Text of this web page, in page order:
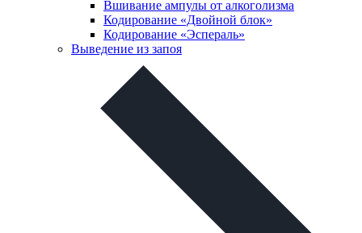
Вшивание ампулы от алкоголизма
Кодирование «Двойной блок»
Кодирование «Эспераль»
Выведение из запоя